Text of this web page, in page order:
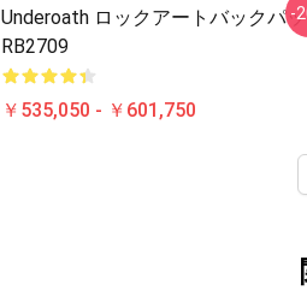
Underoath ロックアートバックパ
RB2709
￥535,050 - ￥601,750
-